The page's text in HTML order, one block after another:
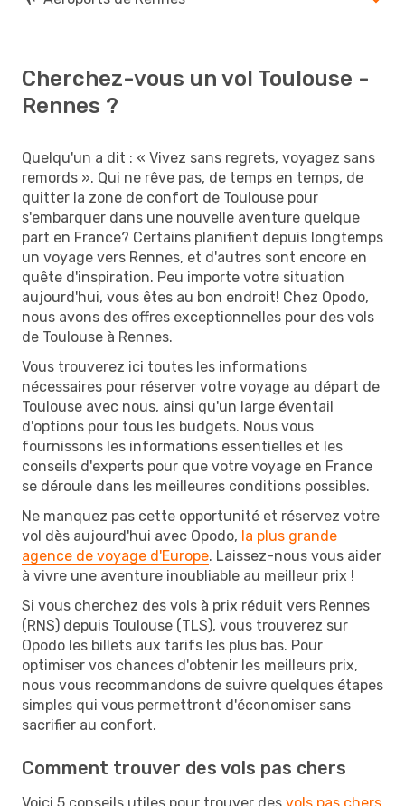
Cherchez-vous un vol Toulouse -
Rennes ?
Quelqu'un a dit : « Vivez sans regrets, voyagez sans
remords ». Qui ne rêve pas, de temps en temps, de
quitter la zone de confort de Toulouse pour
s'embarquer dans une nouvelle aventure quelque
part en France? Certains planifient depuis longtemps
un voyage vers Rennes, et d'autres sont encore en
quête d'inspiration. Peu importe votre situation
aujourd'hui, vous êtes au bon endroit! Chez Opodo,
nous avons des offres exceptionnelles pour des vols
de Toulouse à Rennes.
Vous trouverez ici toutes les informations
nécessaires pour réserver votre voyage au départ de
Toulouse avec nous, ainsi qu'un large éventail
d'options pour tous les budgets. Nous vous
fournissons les informations essentielles et les
conseils d'experts pour que votre voyage en France
se déroule dans les meilleures conditions possibles.
Ne manquez pas cette opportunité et réservez votre
vol dès aujourd'hui avec Opodo, la plus grande
agence de voyage d'Europe. Laissez-nous vous aider
à vivre une aventure inoubliable au meilleur prix !
Si vous cherchez des vols à prix réduit vers Rennes
(RNS) depuis Toulouse (TLS), vous trouverez sur
Opodo les billets aux tarifs les plus bas. Pour
optimiser vos chances d'obtenir les meilleurs prix,
nous vous recommandons de suivre quelques étapes
simples qui vous permettront d'économiser sans
sacrifier au confort.
Comment trouver des vols pas chers